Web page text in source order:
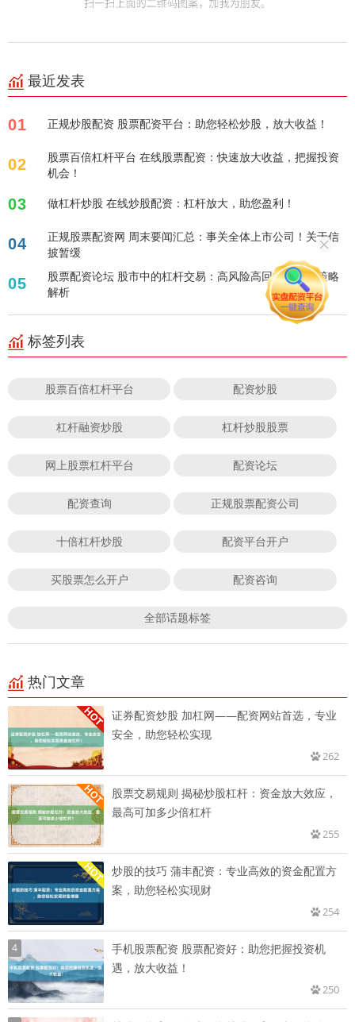
最近发表
01 正规炒股配资 股票配资平台：助您轻松炒股，放大收益！
02
股票百倍杠杆平台 在线股票配资：快速放大收益，把握投资
机会！
03 做杠杆炒股 在线炒股配资：杠杆放大，助您盈利！
04
正规股票配资网 周末要闻汇总：事关全体上市公司！关于信
披暂缓
05
股票配资论坛 股市中的杠杆交易：高风险高回报的投资策略
解析
标签列表
股票百倍杠杆平台 配资炒股
杠杆融资炒股 杠杆炒股股票
网上股票杠杆平台 配资论坛
配资查询 正规股票配资公司
十倍杠杆炒股 配资平台开户
买股票怎么开户 配资咨询
全部话题标签
热门文章
证券配资炒股 加杠网——配资网站首选，专业
安全，助您轻松实现
262
股票交易规则 揭秘炒股杠杆：资金放大效应，
最高可加多少倍杠杆
255
炒股的技巧 蒲丰配资：专业高效的资金配置方
案，助您轻松实现财
254
4
手机股票配资 股票配资好：助您把握投资机
遇，放大收益！
250